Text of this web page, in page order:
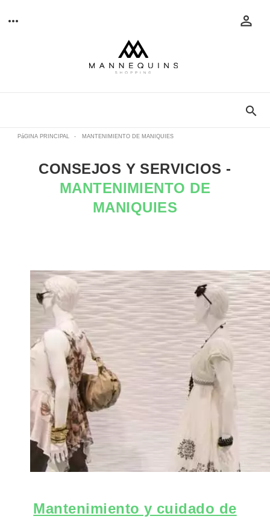
PáGINA PRINCIPAL - MANTENIMIENTO DE MANIQUIES
CONSEJOS Y SERVICIOS -
MANTENIMIENTO DE
MANIQUIES
Mantenimiento y cuidado de